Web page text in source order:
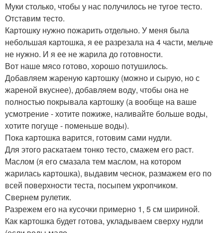
Муки столько, чтобы у нас получилось не тугое тесто.
Отставим тесто.
Картошку нужно пожарить отдельно. У меня была
небольшая картошка, я ее разрезала на 4 части, мельче
не нужно. И я ее не жарила до готовности.
Вот наше мясо готово, хорошо потушилось.
Добавляем жареную картошку (можно и сырую, но с
жареной вкуснее), добавляем воду, чтобы она не
полностью покрывала картошку (а вообще на ваше
усмотрение - хотите пожиже, наливайте больше воды,
хотите погуще - поменьше воды).
Пока картошка варится, готовим сами нудли.
Для этого раскатаем тонко тесто, смажем его раст.
Маслом (я его смазала тем маслом, на котором
жарилась картошка), выдавим чеснок, размажем его по
всей поверхности теста, посыпем укропчиком.
Свернем рулетик.
Разрежем его на кусочки примерно 1, 5 см шириной.
Как картошка будет готова, укладываем сверху нудли